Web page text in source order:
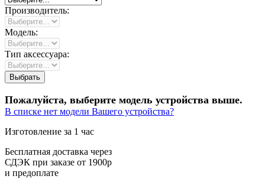
Производитель:
Модель:
Тип аксессуара:
Пожалуйста, выберите модель устройства выше.
В списке нет модели Вашего устройства?
Изготовление за 1 час
Бесплатная доставка через
СДЭК при заказе от 1900р
и предоплате